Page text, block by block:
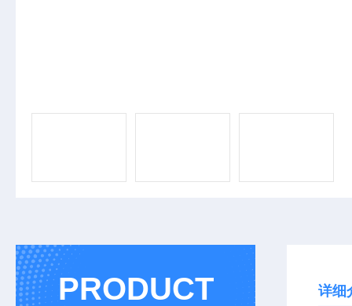
PRODUCT 详细